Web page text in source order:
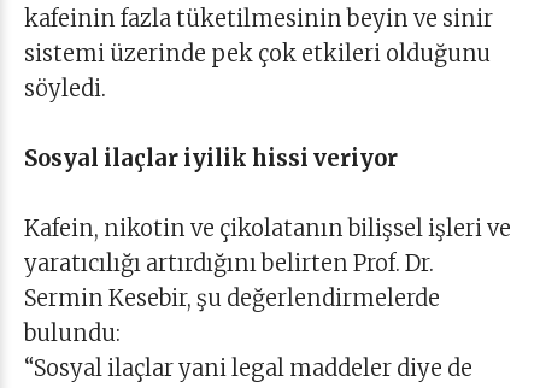
kafeinin fazla tüketilmesinin beyin ve sinir
sistemi üzerinde pek çok etkileri olduğunu
söyledi.
Sosyal ilaçlar iyilik hissi veriyor
Kafein, nikotin ve çikolatanın bilişsel işleri ve
yaratıcılığı artırdığını belirten Prof. Dr.
Sermin Kesebir, şu değerlendirmelerde
bulundu:
“Sosyal ilaçlar yani legal maddeler diye de